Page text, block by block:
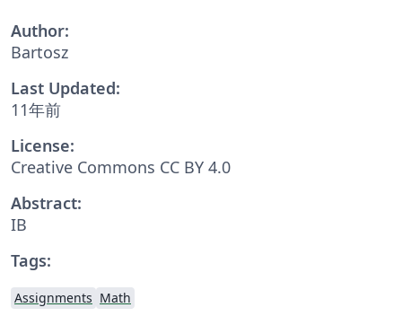
Author:
Bartosz
Last Updated:
11年前
License:
Creative Commons CC BY 4.0
Abstract:
IB
Tags:
Assignments Math